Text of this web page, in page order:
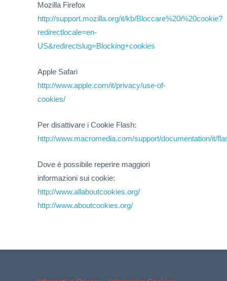
Mozilla Firefox
http://support.mozilla.org/it/kb/Bloccare%20i%20cookie?
redirectlocale=en-
US&redirectslug=Blocking+cookies
Apple Safari
http://www.apple.com/it/privacy/use-of-
cookies/
Per disattivare i Cookie Flash:
http://www.macromedia.com/support/documentation/it/
Dove è possibile reperire maggiori
informazioni sui cookie:
http://www.allaboutcookies.org/
http://www.aboutcookies.org/